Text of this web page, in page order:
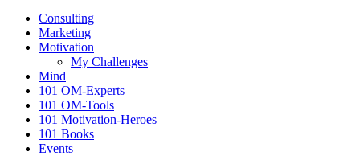
Consulting
Marketing
Motivation
My Challenges
Mind
101 OM-Experts
101 OM-Tools
101 Motivation-Heroes
101 Books
Events